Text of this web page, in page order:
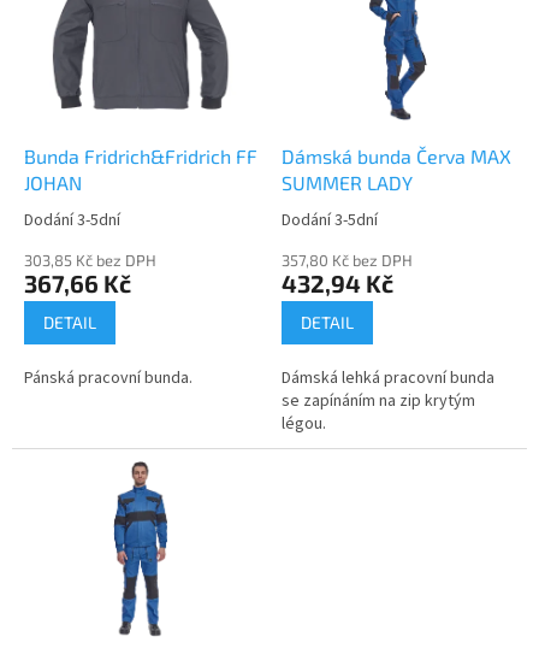
Bunda Fridrich&Fridrich FF
JOHAN
Dodání 3-5dní
303,85 Kč bez DPH
367,66 Kč
DETAIL
Pánská pracovní bunda.
Dámská bunda Červa MAX
SUMMER LADY
Dodání 3-5dní
357,80 Kč bez DPH
432,94 Kč
DETAIL
Dámská lehká pracovní bunda
se zapínáním na zip krytým
légou.